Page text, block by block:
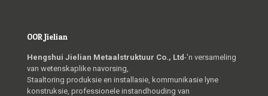
OOR Jielian
Hengshui Jielian Metaalstruktuur Co., Ltd-'n versameling
van wetenskaplike navorsing,
Staaltoring produksie en installasie, kommunikasie lyne
konstruksie, professionele instandhouding van